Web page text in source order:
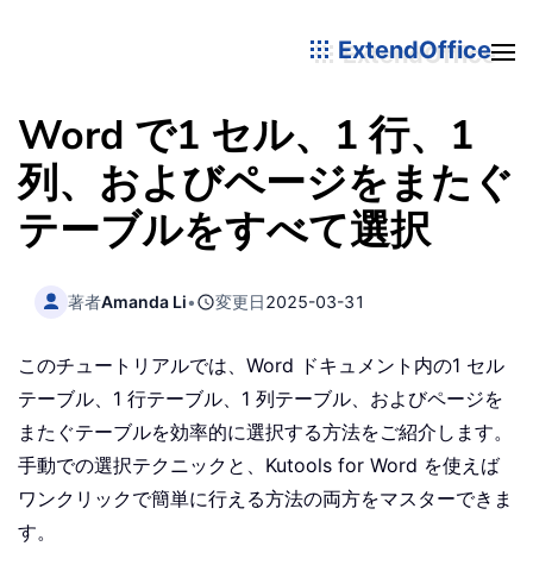
ExtendOffice
Word で1 セル、1 行、1
列、およびページをまたぐ
テーブルをすべて選択
著者Amanda Li• 変更日2025-03-31
このチュートリアルでは、Word ドキュメント内の1 セル
テーブル、1 行テーブル、1 列テーブル、およびページを
またぐテーブルを効率的に選択する方法をご紹介します。
手動での選択テクニックと、Kutools for Word を使えば
ワンクリックで簡単に行える方法の両方をマスターできま
す。